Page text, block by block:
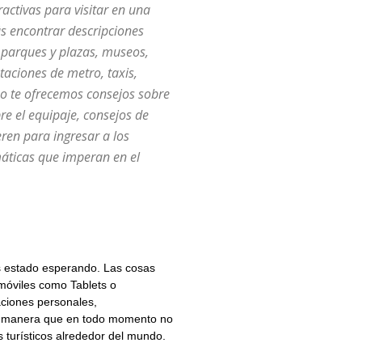
para visitar en una
encontrar descripciones
y plazas, museos,
de metro, taxis,
te ofrecemos consejos sobre
el equipaje, consejos de
para ingresar a los
que imperan en el
esperando. Las cosas
como Tablets o
personales,
que en todo momento no
alrededor del mundo.